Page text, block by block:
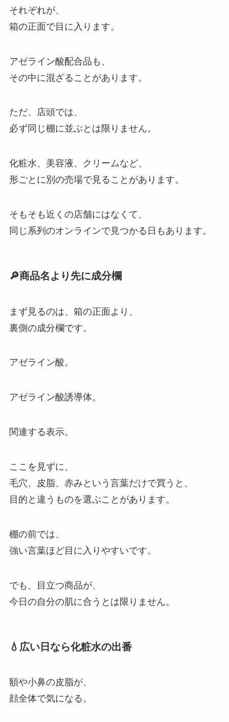
それぞれが、
箱の正面で目に入ります。
アゼライン酸配合品も、
その中に混ざることがあります。
ただ、店頭では、
必ず同じ棚に並ぶとは限りません。
化粧水、美容液、クリームなど、
形ごとに別の売場で見ることがあります。
そもそも近くの店舗にはなくて、
同じ系列のオンラインで見つかる日もあります。
🔎商品名より先に成分欄
まず見るのは、箱の正面より、
裏側の成分欄です。
アゼライン酸。
アゼライン酸誘導体。
関連する表示。
ここを見ずに、
毛穴、皮脂、赤みという言葉だけで買うと、
目的と違うものを選ぶことがあります。
棚の前では、
強い言葉ほど目に入りやすいです。
でも、目立つ商品が、
今日の自分の肌に合うとは限りません。
💧広い日なら化粧水の出番
額や小鼻の皮脂が、
顔全体で気になる。